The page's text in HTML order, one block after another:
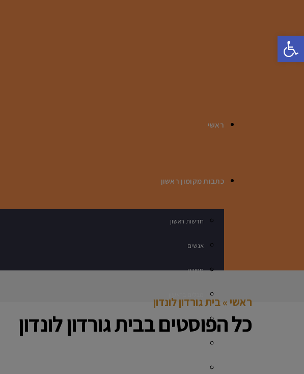
פתח סרגל נגישות
ראשי
כתבות מקומון ראשון
חדשות ראשון
אנשים
ספורט
נדלן
ראשי»בית גורדון לונדון
כל הפוסטים בבית גורדון לונדון